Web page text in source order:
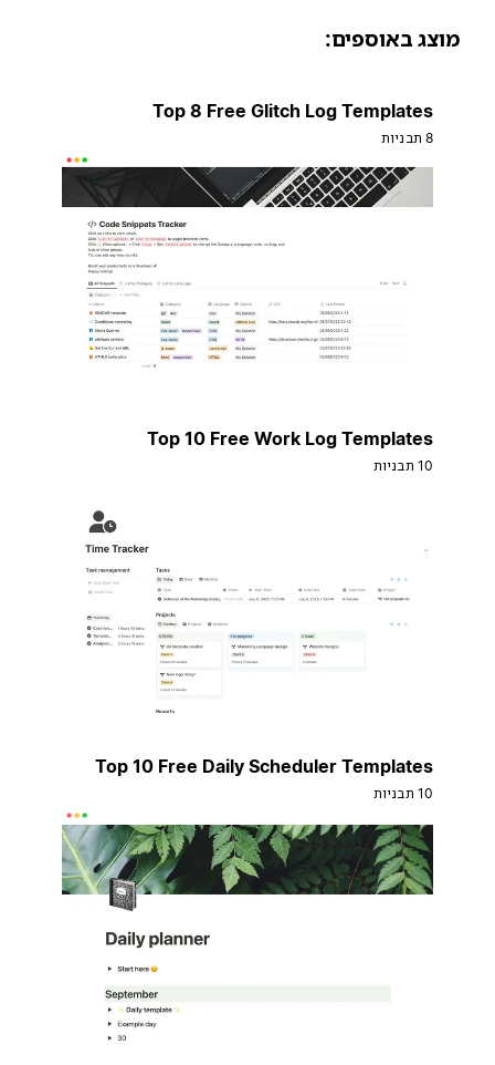
באוספים:
Top 8 Free Glitch Log Templates
Top 10 Free Work Log Templates
Top 10 Free Daily Scheduler Templates